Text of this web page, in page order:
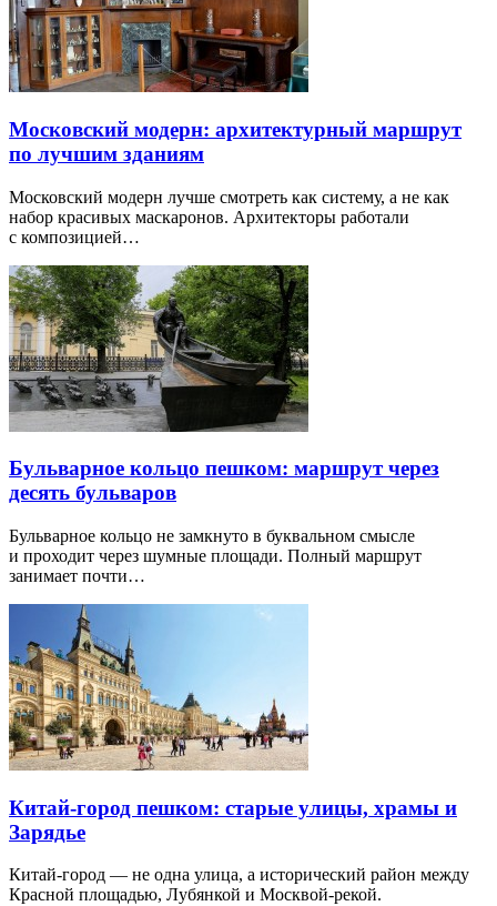
Московский модерн: архитектурный маршрут
по лучшим зданиям
Московский модерн лучше смотреть как систему, а не как
набор красивых маскаронов. Архитекторы работали
с композицией…
Бульварное кольцо пешком: маршрут через
десять бульваров
Бульварное кольцо не замкнуто в буквальном смысле
и проходит через шумные площади. Полный маршрут
занимает почти…
Китай-город пешком: старые улицы, храмы и
Зарядье
Китай-город — не одна улица, а исторический район между
Красной площадью, Лубянкой и Москвой-рекой.